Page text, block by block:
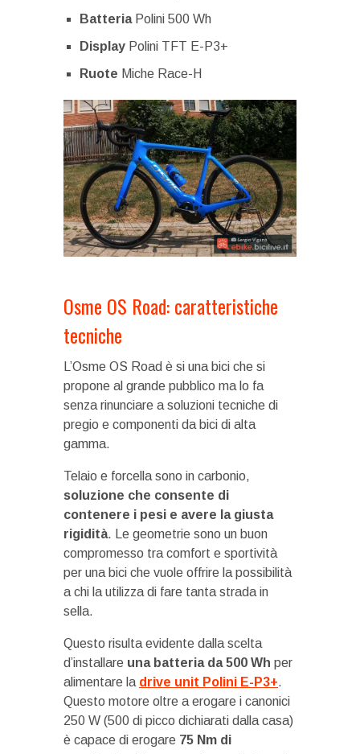
BatteriaPolini 500 Wh
Display Polini TFT E-P3+
Ruote Miche Race-H
Osme OS Road: caratteristiche
tecniche
L’Osme OS Road è si una bici che si
propone al grande pubblico ma lo fa
senza rinunciare a soluzioni tecniche di
pregio e componenti da bici di alta
gamma.
Telaio e forcella sono in carbonio,
soluzione che consente di
contenere i pesi e avere la giusta
rigidità. Le geometrie sono un buon
compromesso tra comfort e sportività
per una bici che vuole offrire la possibilità
a chi la utilizza di fare tanta strada in
sella.
Questo risulta evidente dalla scelta
d’installare una batteria da 500 Wh per
alimentare la drive unit Polini E-P3+.
Questo motore oltre a erogare i canonici
250 W (500 di picco dichiarati dalla casa)
è capace di erogare 75 Nm di